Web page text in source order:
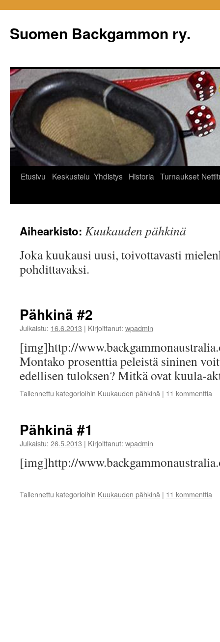
Suomen Backgammon ry.
Etusivu Keskustelu Yhdistys Historia Turnaukset
Aihearkisto: Kuukauden pähkinä
Joka kuukausi uusi, toivottavasti
pohdittavaksi.
Pähkinä #2
Julkaistu: 16.6.2013 | Kirjoittanut: wpadmin
[img]http://
Montako prosenttia peleistä sininen
edellisen tuloksen? Mitkä ovat kuula-
Tallennettu kategorioihin Kuukauden pähkinä | 11 kommenttia
Pähkinä #1
Julkaistu: 26.5.2013 | Kirjoittanut: wpadmin
[img]http://
Tallennettu kategorioihin Kuukauden pähkinä | 11 kommenttia